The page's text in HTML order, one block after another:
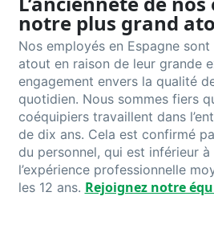
notre plus grand
Nos employés en Espagne
atout en raison de leur grande
engagement envers la qualité
quotidien. Nous sommes fiers
coéquipiers travaillent dans
de dix ans. Cela est confirmé
du personnel, qui est inférieur
l’expérience professionnelle
les 12 ans. Rejoignez notre